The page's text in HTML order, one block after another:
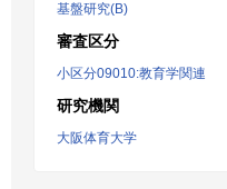
基盤研究(B)
審査区分
小区分09010:教育学関連
研究機関
大阪体育大学